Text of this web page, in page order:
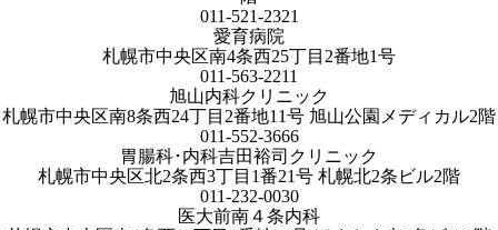
011-521-2321
愛育病院
札幌市中央区南4条西25丁目2番地1号
011-563-2211
旭山内科クリニック
札幌市中央区南8条西24丁目2番地11号 旭山公園メディカル2階
011-552-3666
胃腸科･内科吉田裕司クリニック
札幌市中央区北2条西3丁目1番21号 札幌北2条ビル2階
011-232-0030
医大前南４条内科